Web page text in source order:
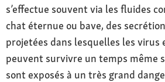
s’effectue souvent via les fluides
chat éternue ou bave, des
projetées dans lesquelles les virus
peuvent survivre un temps même
sont exposés à un très grand